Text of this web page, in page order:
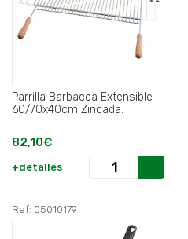
Parrilla Barbacoa Extensible
60/70x40cm Zincada.
82,10€
+detalles
Ref: 05010179